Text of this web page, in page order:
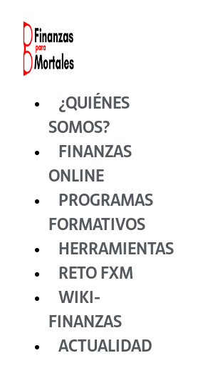
contenido
¿QUIÉNES
SOMOS?
FINANZAS
ONLINE
PROGRAMAS
FORMATIVOS
HERRAMIENTAS
RETO FXM
WIKI-
FINANZAS
ACTUALIDAD